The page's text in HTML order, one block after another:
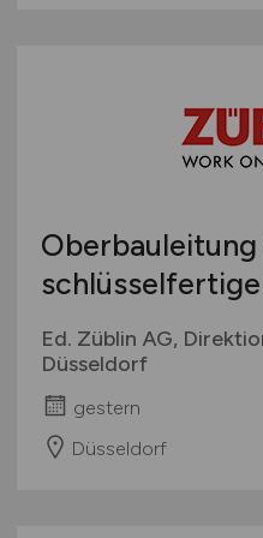
Oberbauleitung
Ed. Züblin AG,
Düsseldorf
gestern
Düsseldorf